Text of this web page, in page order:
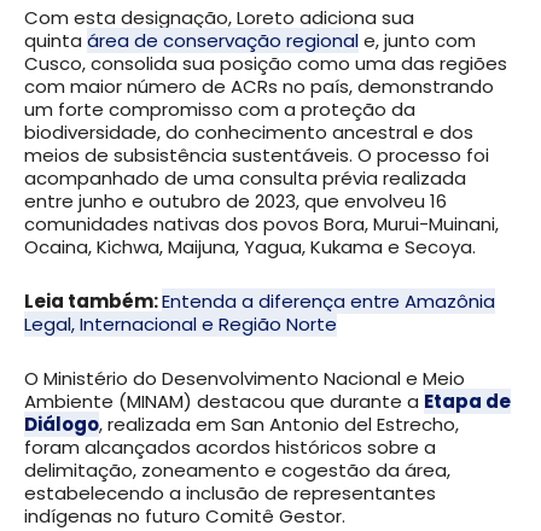
Com esta designação, Loreto adiciona sua
quinta área de conservação regionale, junto com
Cusco, consolida sua posição como uma das regiões
com maior número de ACRs no país, demonstrando
um forte compromisso com a proteção da
biodiversidade, do conhecimento ancestral e dos
meios de subsistência sustentáveis. O processo foi
acompanhado de uma consulta prévia realizada
entre junho e outubro de 2023, que envolveu 16
comunidades nativas dos povos Bora, Murui-Muinani,
Ocaina, Kichwa, Maijuna, Yagua, Kukama e Secoya.
Leia também:Entenda a diferença entre Amazônia
Legal, Internacional e Região Norte
O Ministério do Desenvolvimento Nacional e Meio
Ambiente (MINAM) destacou que durante a Etapa de
Diálogo, realizada em San Antonio del Estrecho,
foram alcançados acordos históricos sobre a
delimitação, zoneamento e cogestão da área,
estabelecendo a inclusão de representantes
indígenas no futuro Comitê Gestor.